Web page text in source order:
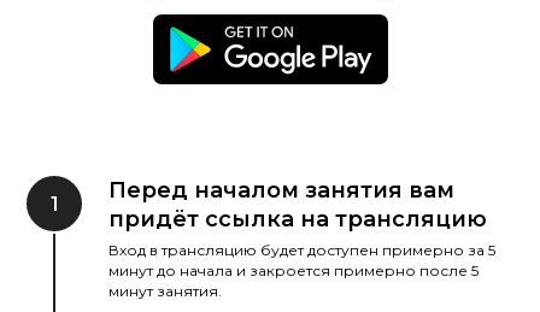
1
Перед началом занятия вам
придёт ссылка на трансляцию
Вход в трансляцию будет доступен примерно за 5
минут до начала и закроется примерно после 5
минут занятия.